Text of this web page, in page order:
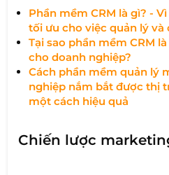
Phần mềm CRM là gì? -
tối ưu cho việc quản lý
Tại sao phần mềm CRM
cho doanh nghiệp?
Cách phần mềm quản lý
nghiệp nắm bắt được thị
một cách hiệu quả​
Chiến lược